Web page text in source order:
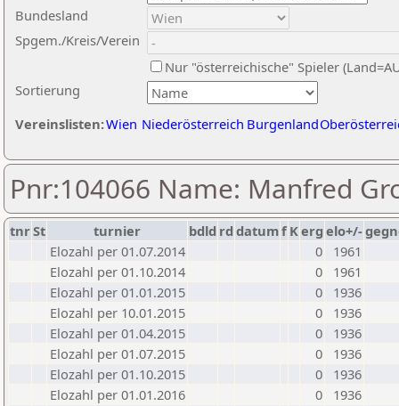
Sortierung
Bundesland
Spgem./Kreis/Verein
Nur "österreichische" Spieler
Vereinslisten:Wien Niederösterreich Burgenland
Pnr:104066 Name: Manfred
tnrSt turnier bdld rd datumf Kerg elo+/-
Elozahl per 01.07.2014
0
1961
Elozahl per 01.10.2014
0
1961
Elozahl per 01.01.2015
0
1936
Elozahl per 10.01.2015
0
1936
Elozahl per 01.04.2015
0
1936
Elozahl per 01.07.2015
0
1936
Elozahl per 01.10.2015
0
1936
Elozahl per 01.01.2016
0
1936